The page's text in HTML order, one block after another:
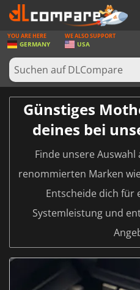
SPIELE
SPIEL KARTEN
SOFTWARE
REWARDS
ANMELDEN ODER REGISTRIEREN
YOU ARE HERE
GERMANY
WE ALSO SUPPORT
USA
Günstiges
deines bei
Finde unsere
renommierten Marken
Entscheide dich für
Systemleistung und